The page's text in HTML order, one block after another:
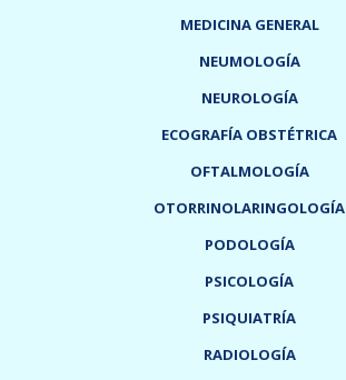
MEDICINA GENERAL
NEUMOLOGÍA
NEUROLOGÍA
ECOGRAFÍA OBSTÉTRICA
OFTALMOLOGÍA
OTORRINOLARINGOLOGÍA
PODOLOGÍA
PSICOLOGÍA
PSIQUIATRÍA
RADIOLOGÍA